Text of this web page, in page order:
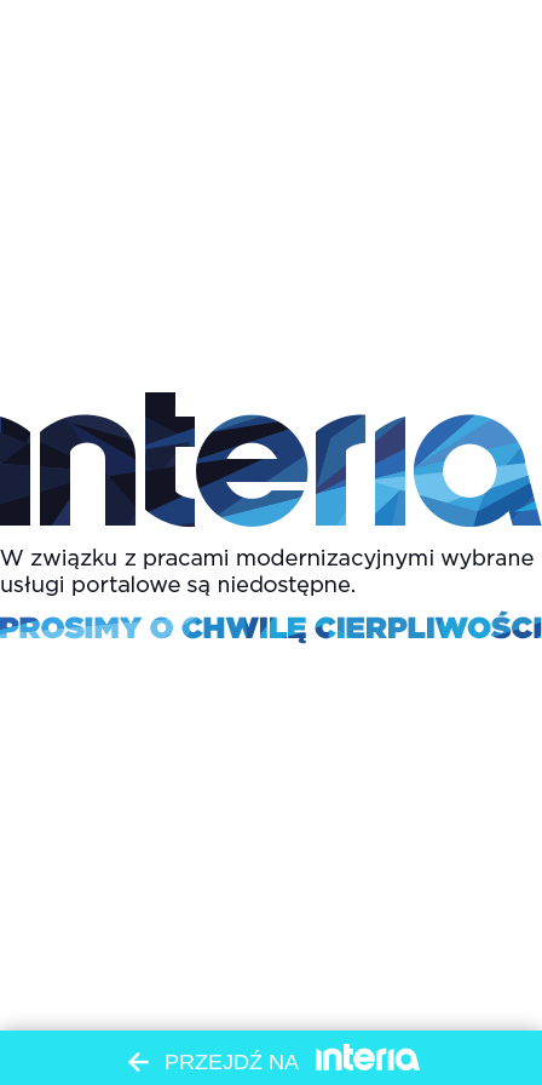
PRZEJDŹ NA